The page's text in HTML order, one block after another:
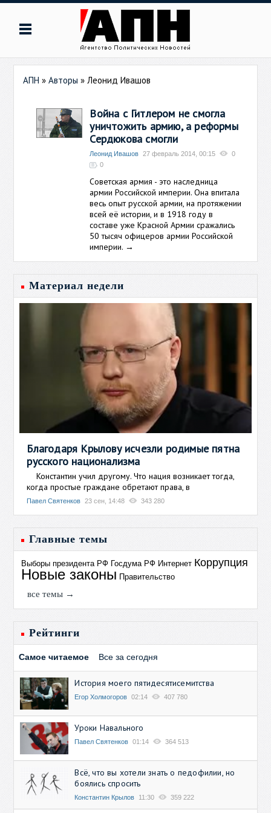
АПН »Авторы »Леонид Ивашов
Война с Гитлером не смогла
уничтожить армию, а реформы
Сердюкова смогли
Леонид Ивашов 27 февраль 2014, 00:15
0
0
Советская армия - это наследница
армии Российской империи. Она впитала
весь опыт русской армии, на протяжении
всей её истории, и в 1918 году в
составе уже Красной Армии сражались
50 тысяч офицеров армии Российской
империи. →
Материал недели
Благодаря Крылову исчезли родимые пятна
русского национализма
Константин учил другому. Что нация возникает тогда,
когда простые граждане обретают права, в
Павел Святенков 23 сен, 14:48 343 280
Главные темы
Выборы президента РФ Госдума РФ Интернет Коррупция
Новые законы Правительство
все темы →
Рейтинги
Самое читаемое Все за сегодня
История моего пятидесятисемитства
Егор Холмогоров 02:14 407 780
Уроки Навального
Павел Святенков 01:14 364 513
Всё, что вы хотели знать о педофилии, но
боялись спросить
Константин Крылов 11:30 359 222